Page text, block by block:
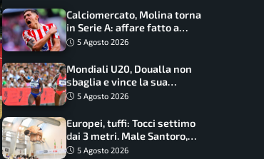
Calciomercato, Molina torna
in Serie A: affare fatto a
cifre sorprendenti
5 Agosto 2026
Mondiali U20, Doualla non
sbaglia e vince la sua
batteria sui 100 metri:
5 Agosto 2026
Europei, tuffi: Tocci settimo
dai 3 metri. Male Santoro,
Wesemann si prende l’oro
5 Agosto 2026